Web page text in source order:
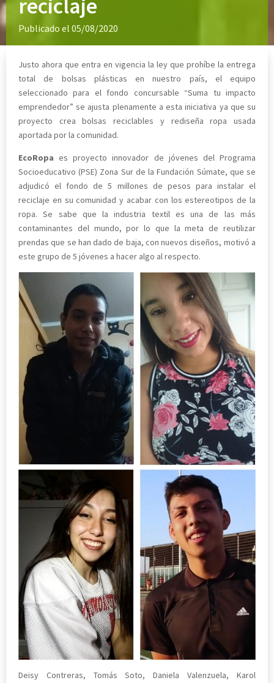
reciclaje
Publicado el 05/08/2020
Justo ahora que entra en vigencia la ley que prohíbe la entrega
total de bolsas plásticas en nuestro país, el equipo
seleccionado para el fondo concursable “Suma tu impacto
emprendedor” se ajusta plenamente a esta iniciativa ya que su
proyecto crea bolsas reciclables y rediseña ropa usada
aportada por la comunidad.
EcoRopa es proyecto innovador de jóvenes del Programa
Socioeducativo (PSE) Zona Sur de la Fundación Súmate, que se
adjudicó el fondo de 5 millones de pesos para instalar el
reciclaje en su comunidad y acabar con los estereotipos de la
ropa. Se sabe que la industria textil es una de las más
contaminantes del mundo, por lo que la meta de reutilizar
prendas que se han dado de baja, con nuevos diseños, motivó a
este grupo de 5 jóvenes a hacer algo al respecto.
Deisy Contreras, Tomás Soto, Daniela Valenzuela, Karol